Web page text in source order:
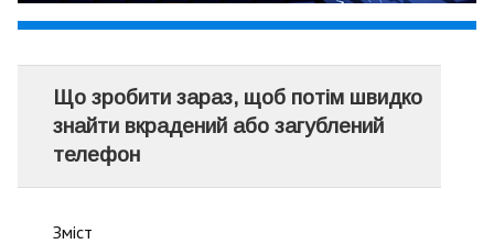
Що зробити зараз, щоб потім швидко
знайти вкрадений або загублений
телефон
Зміст